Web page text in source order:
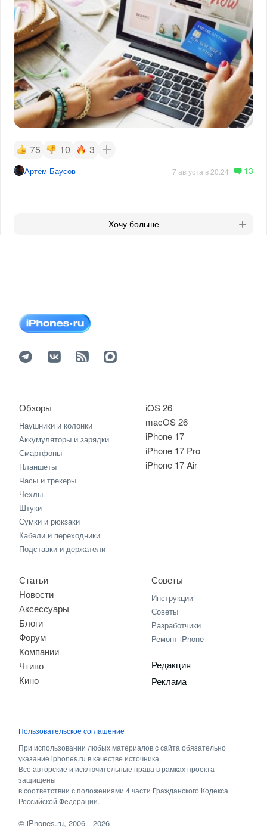
75 10 3
Артём Баусов 7 августа в 20:24 13
Хочу больше
iOS 26
macOS 26
iPhone 17
iPhone 17 Pro
iPhone 17 Air
Обзоры
Наушники и колонки
Аккумуляторы и зарядки
Смартфоны
Планшеты
Часы и трекеры
Чехлы
Штуки
Сумки и рюкзаки
Кабели и переходники
Подставки и держатели
Статьи
Новости
Аксессуары
Блоги
Форум
Компании
Чтиво
Кино
Советы
Инструкции
Советы
Разработчики
Ремонт iPhone
Редакция
Реклама
Пользовательское соглашение
При использовании любых материалов с сайта обязательно
указание iphones.ru в качестве источника.
Все авторские и исключительные права в рамках проекта
защищены
в соответствии с положениями 4 части Гражданского Кодекса
Российской Федерации.
©iPhones.ru, 2006—2026